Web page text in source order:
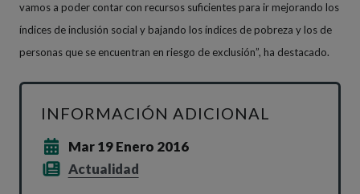
vamos a poder contar con recursos suficientes para ir mejorando los
índices de inclusión social y bajando los índices de pobreza y los de
personas que se encuentran en riesgo de exclusión”, ha destacado.
INFORMACIÓN ADICIONAL
Mar 19 Enero 2016
Actualidad